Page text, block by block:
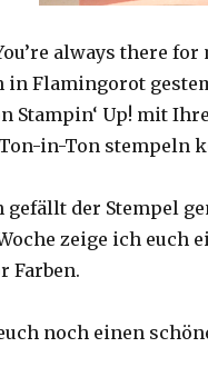
always there
in Flamingorot
Stampin‘ Up! mit
in-Ton stempeln
gefällt der Stempel
zeige ich euch
Farben.
noch einen